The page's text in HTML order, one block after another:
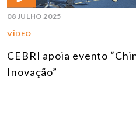
08 JULHO 2025
VÍDEO
CEBRI apoia evento
Inovação”